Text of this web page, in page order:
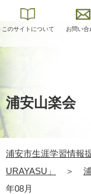
このサイトについて お問い合
浦安山楽会
浦安市生涯学習情報
URAYASU」
＞
年08月